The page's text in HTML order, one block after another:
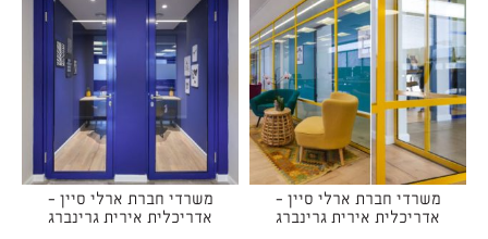
משרדי חברת ארלי סיין -
אדריכלית אירית גרינברג
משרדי חברת ארלי סיין -
אדריכלית אירית גרינברג